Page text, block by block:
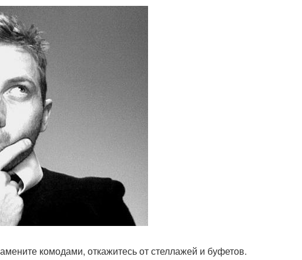
комодами, откажитесь от стеллажей и буфетов.